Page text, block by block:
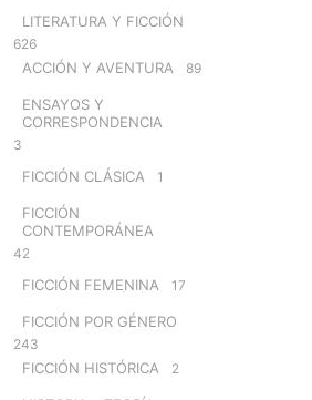
LITERATURA Y FICCIÓN
626
ACCIÓN Y AVENTURA 89
ENSAYOS Y
CORRESPONDENCIA
3
FICCIÓN CLÁSICA 1
FICCIÓN
CONTEMPORÁNEA
42
FICCIÓN FEMENINA 17
FICCIÓN POR GÉNERO
243
FICCIÓN HISTÓRICA 2